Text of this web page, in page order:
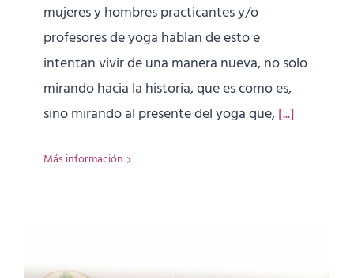
mujeres y hombres practicantes y/o
profesores de yoga hablan de esto e
intentan vivir de una manera nueva, no solo
mirando hacia la historia, que es como es,
sino mirando al presente del yoga que,[...]
Más información